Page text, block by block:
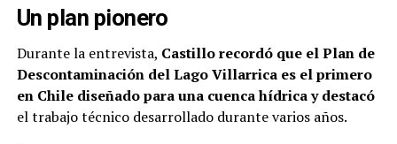
Un plan pionero
Durante la entrevista, Castillo recordó que el Plan de
Descontaminación del Lago Villarrica es el primero
en Chile diseñado para una cuenca hídrica y destacó
el trabajo técnico desarrollado durante varios años.